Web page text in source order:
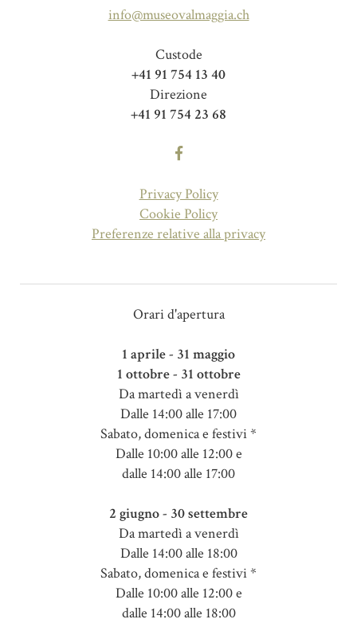
info@museovalmaggia.ch
Custode
+41 91 754 13 40
Direzione
+41 91 754 23 68
Privacy Policy
Cookie Policy
Preferenze relative alla privacy
Orari d'apertura
1 aprile - 31 maggio
1 ottobre - 31 ottobre
Da martedì a venerdì
Dalle 14:00 alle 17:00
Sabato, domenica e festivi *
Dalle 10:00 alle 12:00 e
dalle 14:00 alle 17:00
2 giugno - 30 settembre
Da martedì a venerdì
Dalle 14:00 alle 18:00
Sabato, domenica e festivi *
Dalle 10:00 alle 12:00 e
dalle 14:00 alle 18:00